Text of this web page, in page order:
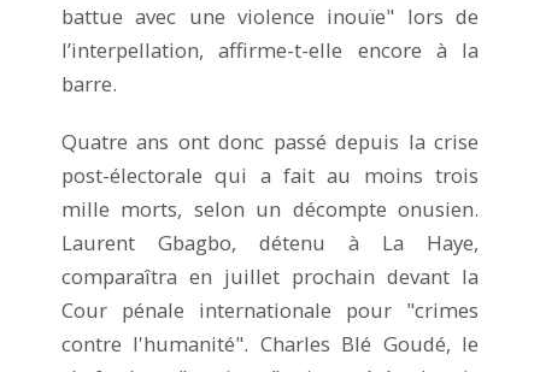
battue avec une violence inouïe" lors de
l’interpellation, affirme-t-elle encore à la
barre.
Quatre ans ont donc passé depuis la crise
post-électorale qui a fait au moins trois
mille morts, selon un décompte onusien.
Laurent Gbagbo, détenu à La Haye,
comparaîtra en juillet prochain devant la
Cour pénale internationale pour "crimes
contre l'humanité". Charles Blé Goudé, le